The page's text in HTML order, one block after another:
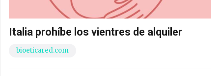
Italia prohíbe los vientres de alquiler
bioeticared.com